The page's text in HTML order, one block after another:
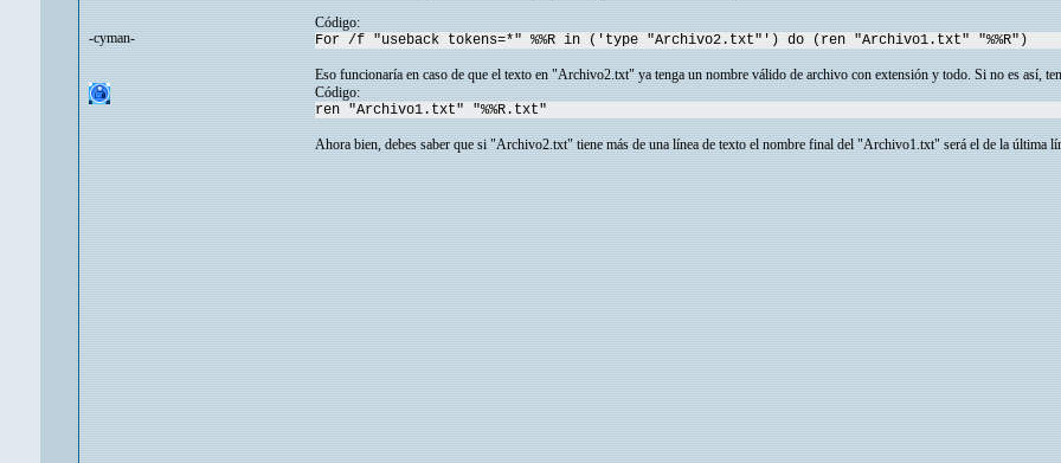
-cyman-
Código:
For /f "useback tokens=*" %%R in ('type "Archivo2.txt"') do (ren "Archivo1.txt" "%%R")
Eso funcionaría en caso de que el texto en "Archivo2.txt" ya tenga un nombre válido de archivo con extensión y todo. Si no es así,
Código:
ren "Archivo1.txt" "%%R.txt"
Ahora bien, debes saber que si "Archivo2.txt" tiene más de una línea de texto el nombre final del "Archivo1.txt" será el de la última